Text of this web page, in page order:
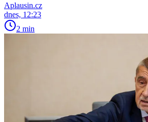
Aplausin.cz
dnes, 12:23
2 min